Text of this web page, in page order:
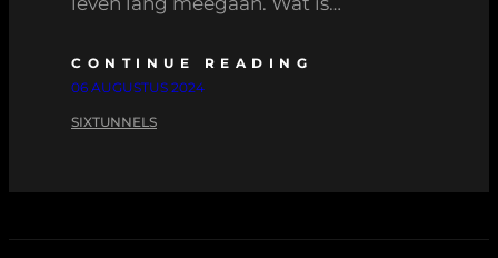
CONTINUE READING
06 AUGUSTUS 2024
SIXTUNNELS